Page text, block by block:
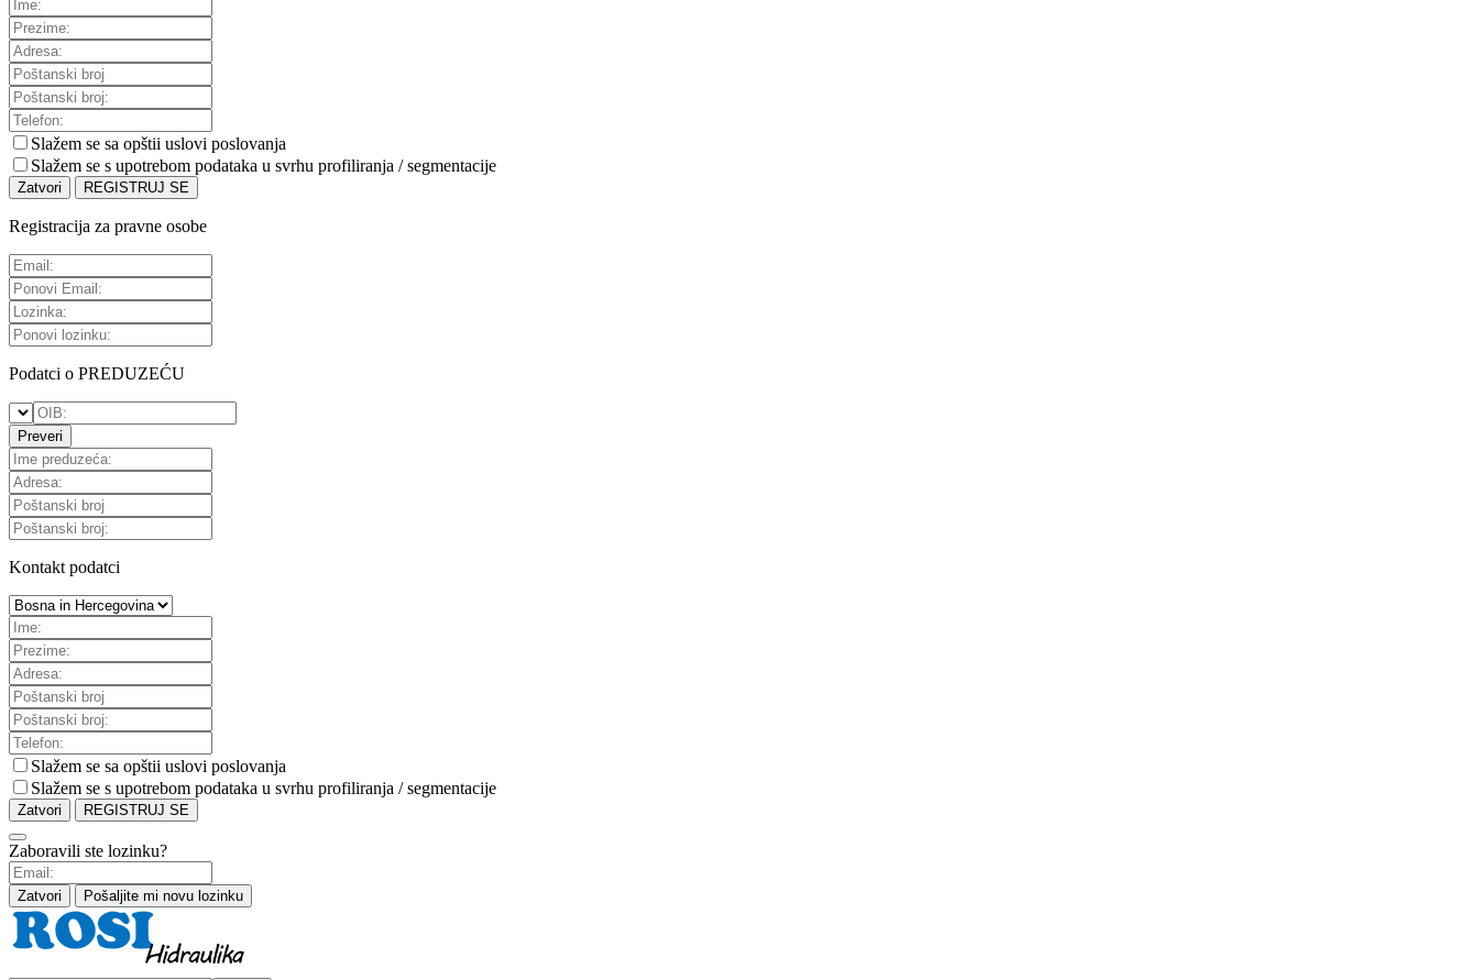
Slažem se sa opštii uslovi poslovanja
Slažem se s upotrebom podataka u svrhu profiliranja / segmentacije
Zatvori REGISTRUJ SE
Registracija za pravne osobe
Podatci o PREDUZEĆU
Preveri
Kontakt podatci
Slažem se sa opštii uslovi poslovanja
Slažem se s upotrebom podataka u svrhu profiliranja / segmentacije
Zatvori REGISTRUJ SE
Zaboravili ste lozinku?
Zatvori Pošaljite mi novu lozinku